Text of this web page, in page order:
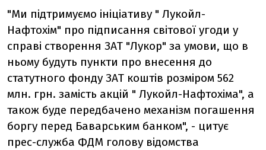
"Ми підтримуємо ініціативу " Лукойл-
Нафтохім" про підписання світової угоди у
справі створення ЗАТ "Лукор" за умови, що в
ньому будуть пункти про внесення до
статутного фонду ЗАТ коштів розміром 562
млн. грн. замість акцій " Лукойл-Нафтохіма", а
також буде передбачено механізм погашення
боргу перед Баварським банком", - цитує
прес-служба ФДМ голову відомства